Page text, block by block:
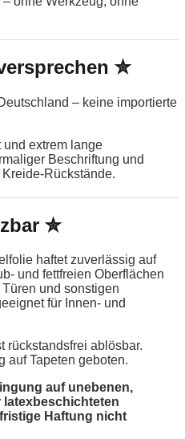
✮
– keine importierte
extrem lange
Beschriftung und
Rückstände.
✮
haftet zuverlässig auf
und fettfreien Oberflächen
und sonstigen
für Innen- und
ablösbar.
auf Tapeten geboten.
auf unebenen,
Haftung nicht